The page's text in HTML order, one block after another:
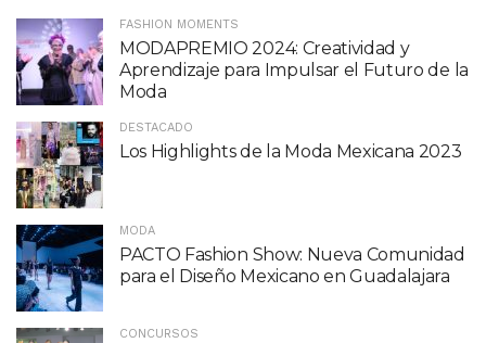
FASHION MOMENTS
MODAPREMIO 2024: Creatividad y
Aprendizaje para Impulsar el Futuro de la
Moda
DESTACADO
Los Highlights de la Moda Mexicana 2023
MODA
PACTO Fashion Show: Nueva Comunidad
para el Diseño Mexicano en Guadalajara
CONCURSOS